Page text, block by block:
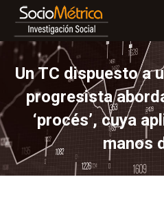
Un TC dispuesto a
progresista
‘procés’, cuya
manos